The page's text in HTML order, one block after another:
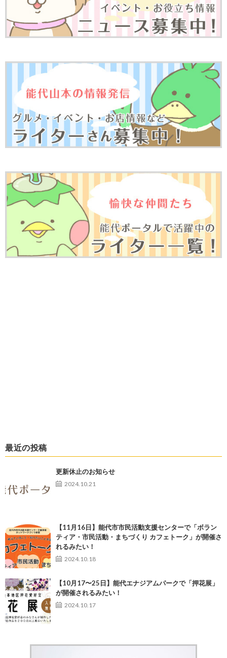
最近の投稿
更新休止のお知らせ
2024.10.21
【11月16日】能代市市民活動支援センターで「ボラン
ティア・市民活動・まちづくり カフェトーク」が開催さ
れるみたい！
2024.10.18
【10月17〜25日】能代エナジアムパークで「押花展」
が開催されるみたい！
2024.10.17